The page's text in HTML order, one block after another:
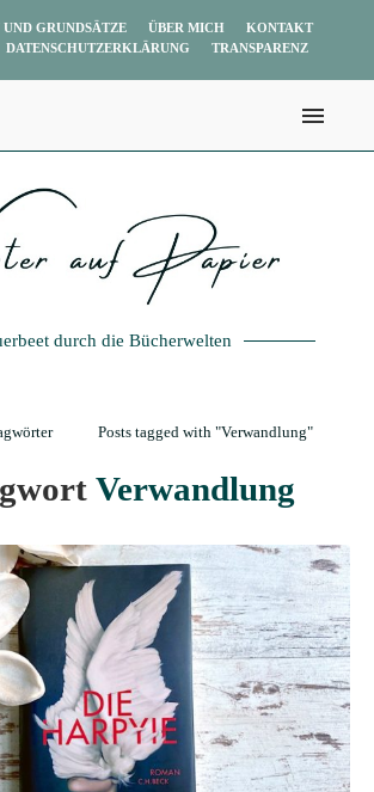
GRUNDSÄTZE ÜBER MICH
KONTAKT
DATENSCHUTZERKLÄRUNG TRANSPARENZ
durch die Bücherwelten
Posts tagged with "Verwandlung"
Verwandlung